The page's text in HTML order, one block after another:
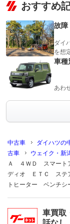
おすすめ
故障
ダイ
を想
車種
あわ
中古車 ダイハツの
古車
ウェイク・新
Ａ ４ＷＤ スマート
ディオ ＥＴＣ ステ
トヒーター ベンチ
車買取